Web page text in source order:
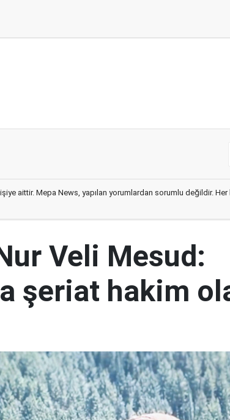
aittir. Mepa News, yapılan yorumlardan sorumlu değildir. Her
Veli Mesud:
şeriat hakim